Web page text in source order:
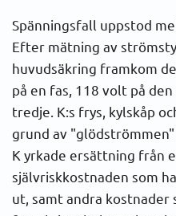
Spänningsfall uppstod
Efter mätning av
huvudsäkring framkom
på en fas, 118 volt på
tredje. K:s frys, kylskåp
grund av "glödströmmen"
K yrkade ersättning från
självriskkostnaden som
ut, samt andra kostnader